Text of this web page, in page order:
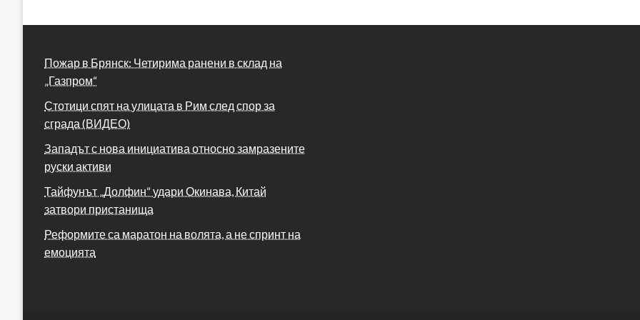
Пожар в Брянск: Четирима ранени в склад на
„Газпром“
Стотици спят на улицата в Рим след спор за
сграда (ВИДЕО)
Западът с нова инициатива относно замразените
руски активи
Тайфунът „Долфин“ удари Окинава, Китай
затвори пристанища
Реформите са маратон на волята, а не спринт на
емоцията